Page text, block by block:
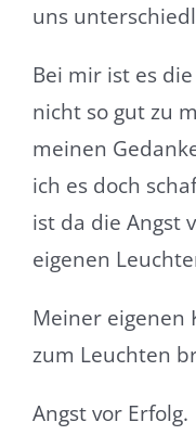
uns
Bei mir ist es
nicht so gut zu
meinen
ich es doch
ist da die Angst
eigenen
Meiner eigenen
zum Leuchten
Angst vor Erfolg.